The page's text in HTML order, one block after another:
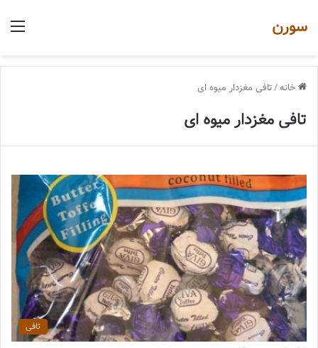
سورن
خانه/تافی مغزدار میوه ای
تافی مغزدار میوه ای
تافی